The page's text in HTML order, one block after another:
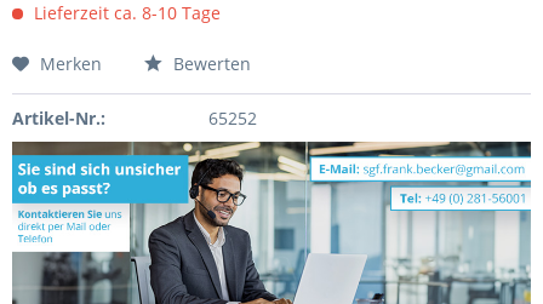
Lieferzeit ca. 8-10 Tage
Merken Bewerten
Artikel-Nr.: 65252